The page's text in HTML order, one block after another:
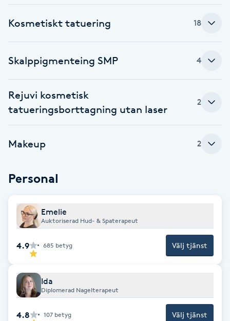
Fransar
Fransborttagning
Fransfärgning
Fransförlängning Megavolym
Fransförlängning Volym
Fransk manikyr
Fransrengöring
Frekvensterapi
Kosmetiskt tatuering 18
Skalppigmenteing SMP 4
Rejuvi kosmetisk
tatueringsborttagning utan laser
2
Makeup 2
Personal
Emelie
Auktoriserad Hud- & Spaterapeut
4.9 685 betyg Välj tjänst
Ida
Diplomerad Nagelterapeut
4.8 107 betyg Välj tjänst